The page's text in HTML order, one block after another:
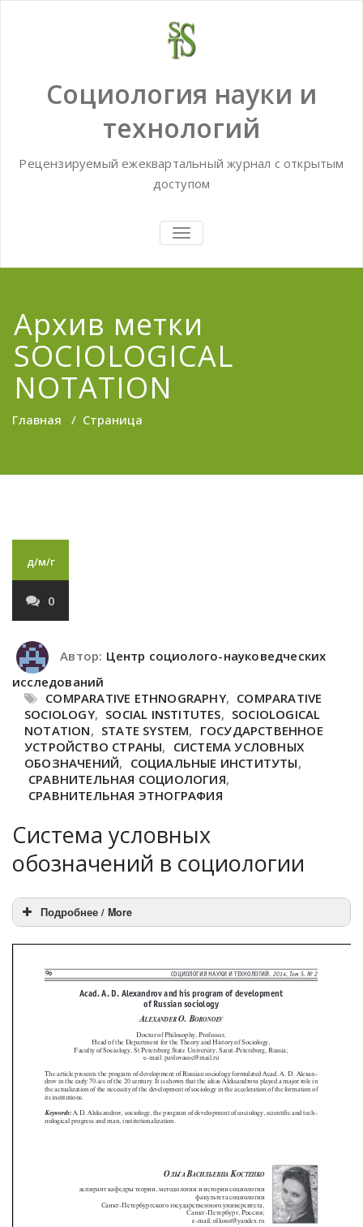
Социология науки и
технологий
Рецензируемый ежеквартальный журнал с открытым
доступом
TOGGLE
NAVIGATION
Архив метки
SOCIOLOGICAL
NOTATION
Главная / Страница
д/м/г
0
Автор: Центр социолого-науковедческих
исследований
COMPARATIVE ETHNOGRAPHY, COMPARATIVE
SOCIOLOGY, SOCIAL INSTITUTES, SOCIOLOGICAL
NOTATION, STATE SYSTEM, ГОСУДАРСТВЕННОЕ
УСТРОЙСТВО СТРАНЫ, СИСТЕМА УСЛОВНЫХ
ОБОЗНАЧЕНИЙ, СОЦИАЛЬНЫЕ ИНСТИТУТЫ,
СРАВНИТЕЛЬНАЯ СОЦИОЛОГИЯ,
СРАВНИТЕЛЬНАЯ ЭТНОГРАФИЯ
Система условных
обозначений в социологии
Подробнее / More